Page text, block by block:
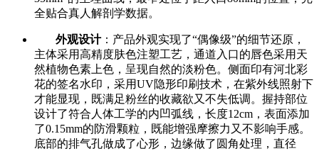
全贴合真人解剖学数据。
外观设计：产品外观实现了“偶像级”的细节还原，
主体采用高精度肤色注塑工艺，通道入口的唇色采用天
然植物色素上色，呈现自然的淡粉色。侧面印有河北彩
花的签名水印，采用UV隐形印刷技术，在紫外线照射下
才能显现，既满足粉丝的收藏欲又不失低调。握持部位
设计了符合人体工学的内凹弧线，长度12cm，表面添加
了0.15mm的防滑颗粒，既能增强摩擦力又不影响手感。
底部的排气孔做成了心形，边缘做了圆角处理，直径